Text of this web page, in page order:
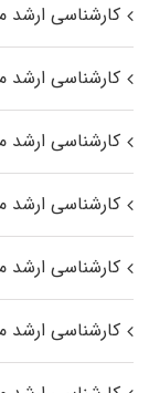
کارشناسی ارشد
کارشناسی ارشد
کارشناسی ارشد
کارشناسی ارشد
کارشناسی ارشد
کارشناسی ارشد